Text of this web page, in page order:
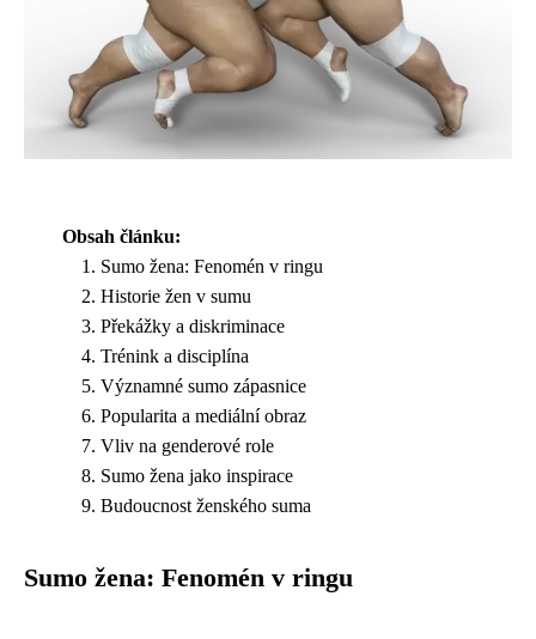
Obsah článku:
Sumo žena: Fenomén v ringu
Historie žen v sumu
Překážky a diskriminace
Trénink a disciplína
Významné sumo zápasnice
Popularita a mediální obraz
Vliv na genderové role
Sumo žena jako inspirace
Budoucnost ženského suma
Sumo žena: Fenomén v ringu